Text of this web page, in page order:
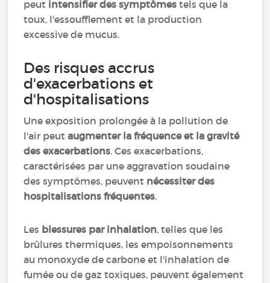
peut intensifier des symptômes tels que la
toux, l'essoufflement et la production
excessive de mucus.
Des risques accrus
d'exacerbations et
d'hospitalisations
Une exposition prolongée à la pollution de
l'air peutaugmenter la fréquence et la gravité
des exacerbations. Ces exacerbations,
caractérisées par une aggravation soudaine
des symptômes, peuvent nécessiter des
hospitalisations fréquentes.
Les blessures par inhalation, telles que les
brûlures thermiques, les empoisonnements
au monoxyde de carbone et l'inhalation de
fumée ou de gaz toxiques, peuvent également